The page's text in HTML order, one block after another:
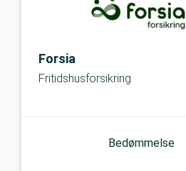
Forsia
Fritidshusforsikring
Bedømmelse